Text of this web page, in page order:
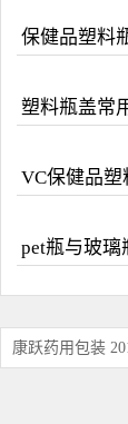
保健品塑料
塑料瓶盖常
VC保健品
pet瓶与玻璃
康跃药用包装